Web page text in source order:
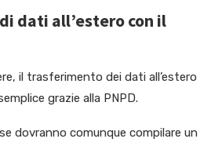
dati all’estero con il
il trasferimento dei dati all’estero
grazie alla PNPD.
dovranno comunque compilare un